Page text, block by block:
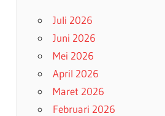
Juli 2026
Juni 2026
Mei 2026
April 2026
Maret 2026
Februari 2026